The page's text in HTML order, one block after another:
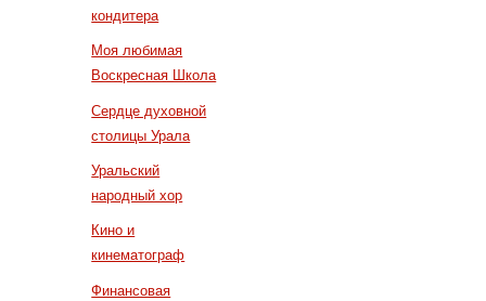
кондитера
Моя любимая
Воскресная Школа
Сердце духовной
столицы Урала
Уральский
народный хор
Кино и
кинематограф
Финансовая